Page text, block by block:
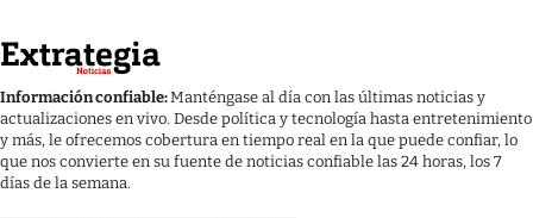
Información confiable:Manténgase al día con las últimas noticias y
actualizaciones en vivo. Desde política y tecnología hasta entretenimiento
y más, le ofrecemos cobertura en tiempo real en la que puede confiar, lo
que nos convierte en su fuente de noticias confiable las 24 horas, los 7
días de la semana.